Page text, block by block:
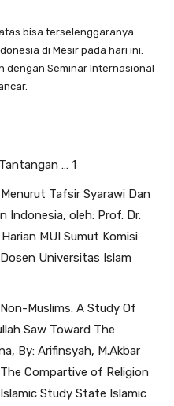
bisa terselenggaranya
di Mesir pada hari ini.
dengan Seminar Internasional
… 1
Tafsir Syarawi Dan
Indonesia, oleh: Prof. Dr.
MUI Sumut Komisi
Universitas Islam
Muslims: A Study Of
Saw Toward The
By: Arifinsyah, M.Akbar
Compartive of Religion
Study State Islamic